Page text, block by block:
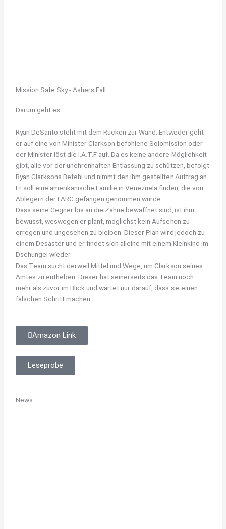
Mission Safe Sky - Ashers Fall
Darum geht es:
Ryan DeSanto steht mit dem Rücken zur Wand. Entweder geht
er auf eine von Minister Clarkson befohlene Solomission oder
der Minister löst die I.A.T.F auf. Da es keine andere Möglichkeit
gibt, alle vor der unehrenhaften Entlassung zu schützen, befolgt
Ryan Clarksons Befehl und nimmt den ihm gestellten Auftrag an.
Er soll eine amerikanische Familie in Venezuela finden, die von
Ablegern der FARC gefangen genommen wurde.
Dass seine Gegner bis an die Zähne bewaffnet sind, ist ihm
bewusst, weswegen er plant, möglichst kein Aufsehen zu
erregen und ungesehen zu bleiben. Dieser Plan wird jedoch zu
einem Desaster und er findet sich alleine mit einem Kleinkind im
Dschungel wieder.
Das Team sucht derweil Mittel und Wege, um Clarkson seines
Amtes zu entheben. Dieser hat seinerseits das Team noch
mehr als zuvor im Blick und wartet nur darauf, dass sie einen
falschen Schritt machen.
Amazon Link
Leseprobe
News